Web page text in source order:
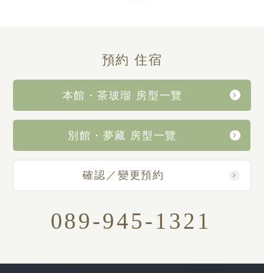
預約 住宿
本館・茶玻瑠 房型一覽
別館・夢藏 房型一覽
確認／變更預約
089-945-1321